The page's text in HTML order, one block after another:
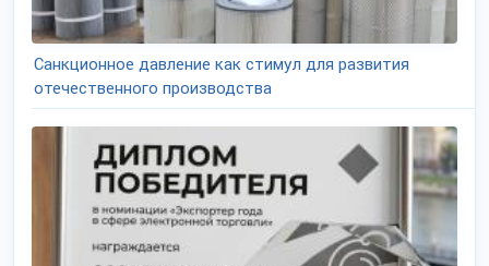
Санкционное давление как стимул для развития
отечественного производства